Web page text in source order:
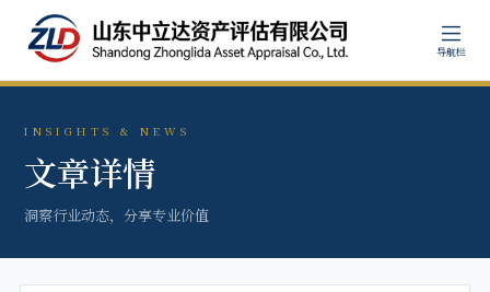
导航栏
INSIGHTS & NEWS
文章详情
洞察行业动态，分享专业价值